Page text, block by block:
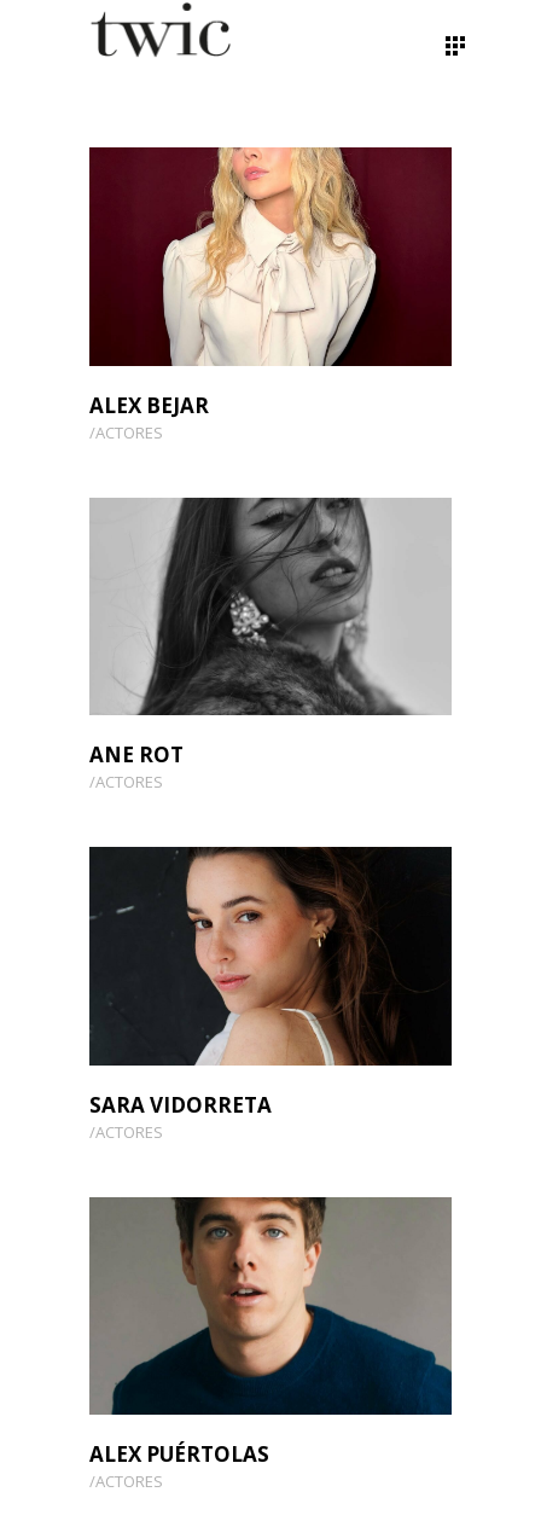
ALEX BEJAR
ACTORES
ANE ROT
ACTORES
SARA VIDORRETA
ACTORES
ALEX PUÉRTOLAS
ACTORES